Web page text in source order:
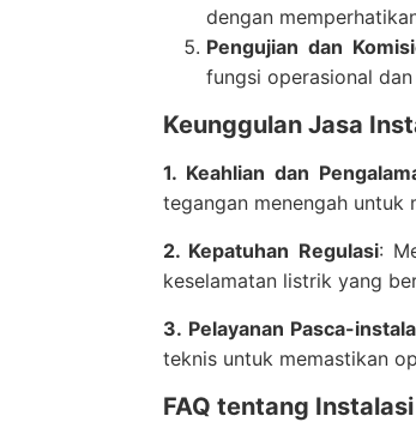
dengan
Pengujian dan
fungsi operasional
Keunggulan Jasa
1. Keahlian dan
tegangan menengah
2. Kepatuhan Regulasi:
keselamatan listrik yang
3. Pelayanan Pasca-
teknis untuk memastikan
FAQ tentang